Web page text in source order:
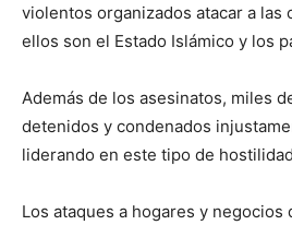
violentos organizados atacar a las
ellos son el Estado Islámico y los
Además de los asesinatos, miles
detenidos y condenados
liderando en este tipo de
Los ataques a hogares y